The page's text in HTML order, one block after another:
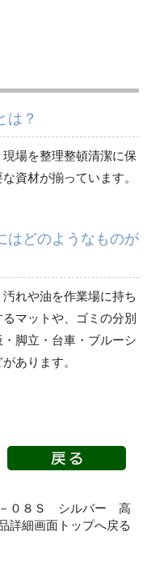
用品
ーンルーム対策用品
療品
別容器（ゴミ箱他）
除機
子・脚立類
は？
場を整理整頓清潔に保
資材が揃っています。
はどのようなものが
れや油を作業場に持ち
マットや、ゴミの分別
脚立・台車・ブルーシ
あります。
０８Ｓ シルバー 高
詳細画面トップへ戻る